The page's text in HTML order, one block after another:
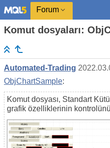
Forum
Komut dosyaları:
Automated-Trading
ObjChartSample:
Komut dosyası, Standart
grafik özelliklerinin